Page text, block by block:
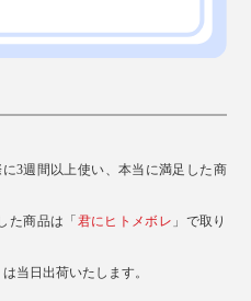
3週間以上使い、本当に満足した商
た商品は「 君にヒトメボレ 」で取り
当日出荷いたします。